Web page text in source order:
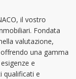
il vostro
Fondata
valutazione,
una gamma
e
qualificati e